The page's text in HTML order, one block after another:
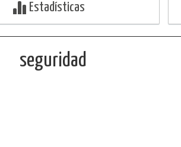
Estadísticas